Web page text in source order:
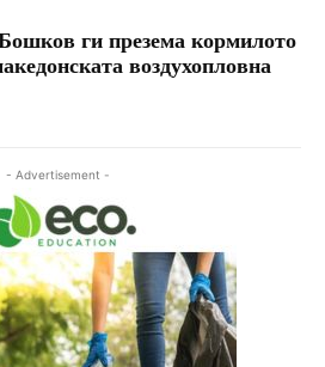
ги презема кормилото
воздухопловна
- Advertisement -